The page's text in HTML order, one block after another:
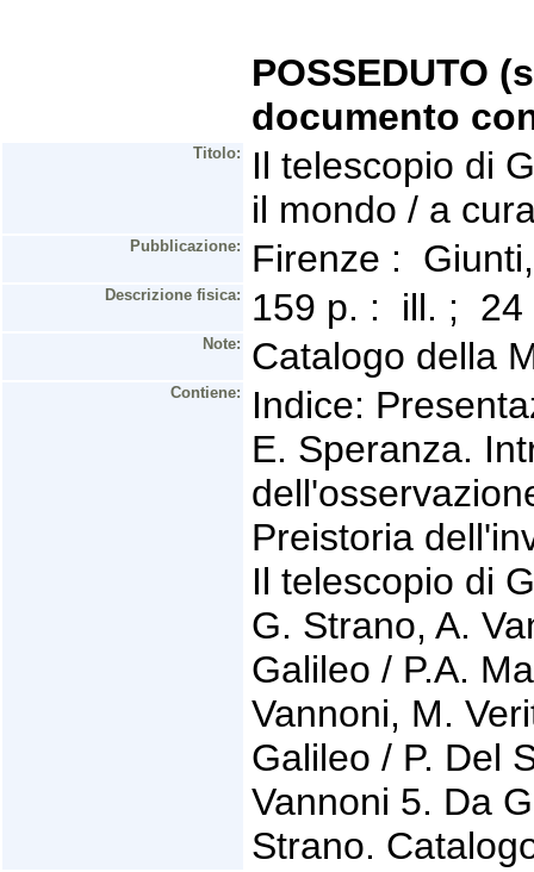
POSSEDUTO
documento
Titolo:
Il telescopio di
il mondo / a
Pubblicazione: Firenze :
Descrizione fisica: 159 p. : ill. ;
Note: Catalogo della
Contiene:
Indice:
E. Speranza.
Preistoria
Il telescopio di
G. Strano, A.
Galileo / P.A.
Vannoni, M.
Galileo / P. Del
Vannoni 5. Da
Strano.